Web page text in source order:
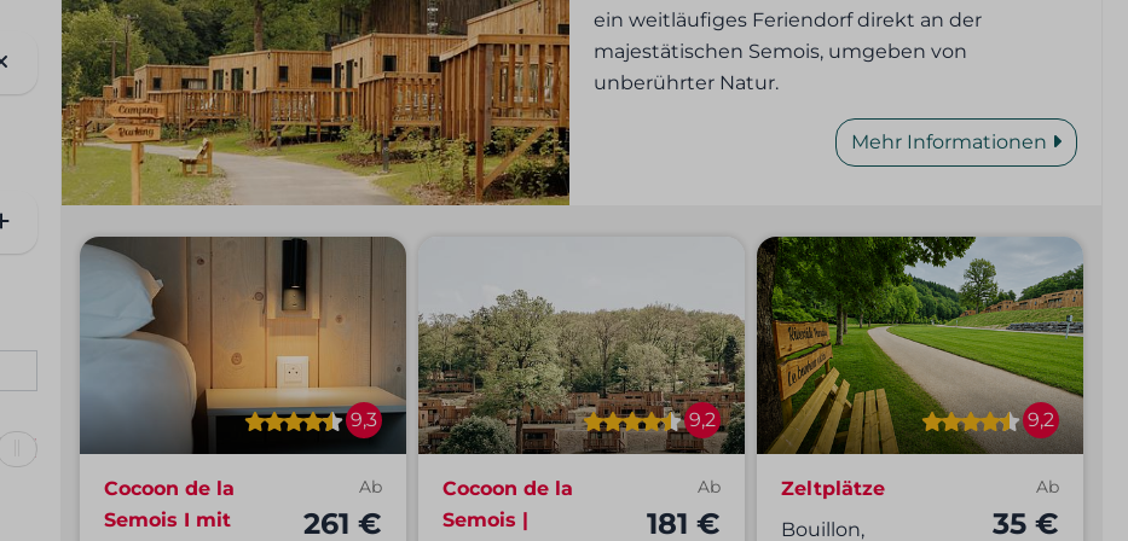
ein weitläufiges Feriendorf direkt an der
majestätischen Semois, umgeben von
unberührter Natur.
Mehr Informationen
9,3
Ab
261 €
Cocoon de la
Semois I mit
9,2
Ab
181 €
Cocoon de la
Semois |
9,2
Ab
35 €
Zeltplätze
Bouillon,